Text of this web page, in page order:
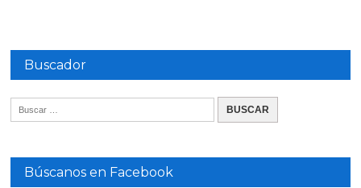
Buscador
Búscanos en Facebook